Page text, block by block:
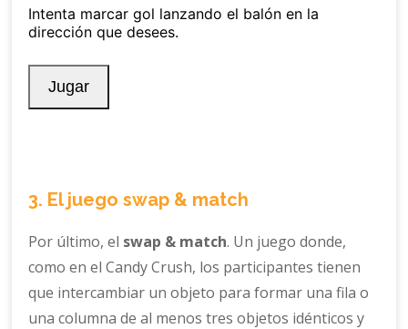
3. El juego swap & match
Por último, el swap & match. Un juego donde,
como en el Candy Crush, los participantes tienen
que intercambiar un objeto para formar una fila o
una columna de al menos tres objetos idénticos y